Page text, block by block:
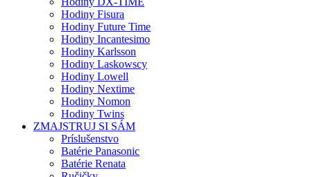
Hodiny Fisura
Hodiny Future Time
Hodiny Incantesimo
Hodiny Karlsson
Hodiny Laskowscy
Hodiny Lowell
Hodiny Nextime
Hodiny Nomon
Hodiny Twins
ZMAJSTRUJ SI SÁM
Príslušenstvo
Batérie Panasonic
Batérie Renata